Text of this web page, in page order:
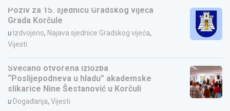
Poziv za 15. sjednicu Gradskog vijeća
Grada Korčule
u Izdvojeno, Najava sjednice Gradskog vijeća,
Vijesti
Svečano otvorena izložba
“Poslijepodneva u hladu” akademske
slikarice Nine Šestanović u Korčuli
u Događanja, Vijesti